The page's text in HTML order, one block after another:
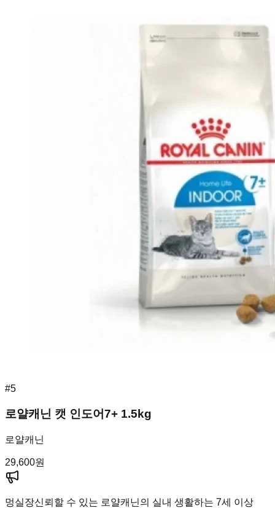
#5
로얄캐닌 캣 인도어7+ 1.5kg
로얄캐닌
29,600원
멍실장신뢰할 수 있는 로얄캐닌의 실내 생활하는 7세 이상